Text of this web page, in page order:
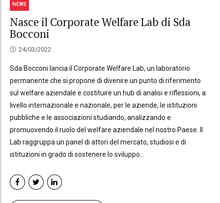
NEWS
Nasce il Corporate Welfare Lab di Sda
Bocconi
24/03/2022
Sda Bocconi lancia il Corporate Welfare Lab, un laboratorio
permanente che si propone di divenire un punto di riferimento
sul welfare aziendale e costituire un hub di analisi e riflessioni, a
livello internazionale e nazionale, per le aziende, le istituzioni
pubbliche e le associazioni studiando, analizzando e
promuovendo il ruolo del welfare aziendale nel nostro Paese. Il
Lab raggruppa un panel di attori del mercato, studiosi e di
istituzioni in grado di sostenere lo sviluppo...